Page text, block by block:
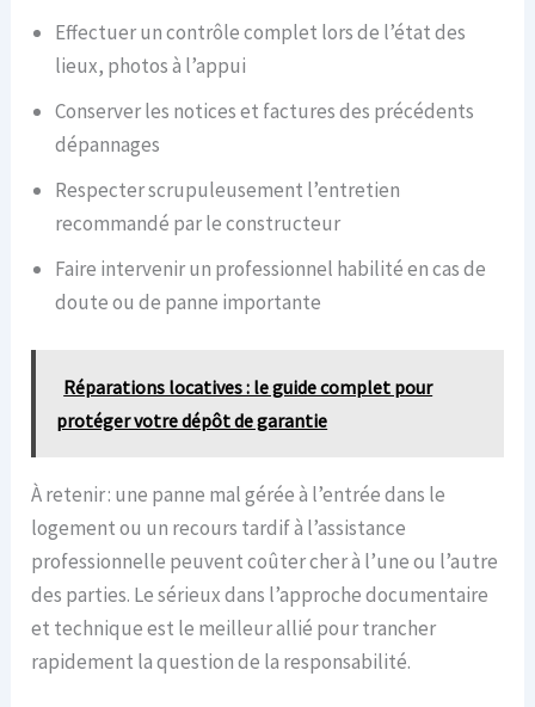
Effectuer un contrôle complet lors de l’état des
lieux, photos à l’appui
Conserver les notices et factures des précédents
dépannages
Respecter scrupuleusement l’entretien
recommandé par le constructeur
Faire intervenir un professionnel habilité en cas de
doute ou de panne importante
Réparations locatives : le guide complet pour
protéger votre dépôt de garantie
À retenir : une panne mal gérée à l’entrée dans le
logement ou un recours tardif à l’assistance
professionnelle peuvent coûter cher à l’une ou l’autre
des parties. Le sérieux dans l’approche documentaire
et technique est le meilleur allié pour trancher
rapidement la question de la responsabilité.